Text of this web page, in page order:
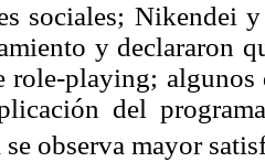
sociales; Nikendei
y declararon
role-playing; algunos
del
se observa mayor